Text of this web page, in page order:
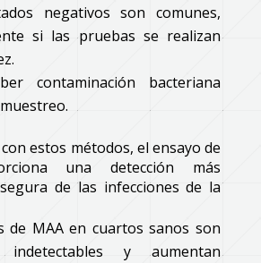
negativos son comunes,
si las pruebas se realizan
contaminación bacteriana
estos métodos, el ensayo de
una detección más
de las infecciones de la
de MAA en cuartos sanos son
y aumentan